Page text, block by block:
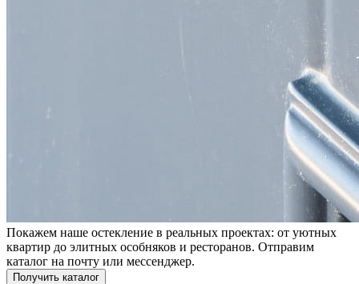
Покажем наше остекление в реальных проектах: от уютных
квартир до элитных особняков и ресторанов. Отправим
каталог на почту или мессенджер.
Получить каталог